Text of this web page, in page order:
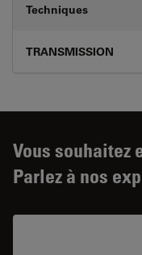
Techniques
TRANSMISSION
Vous souhaitez
Parlez à nos